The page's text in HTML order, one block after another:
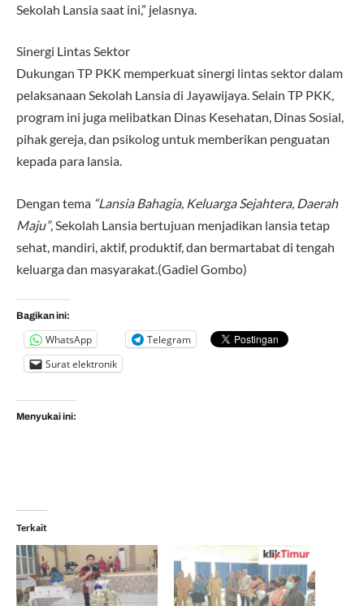
Sekolah Lansia saat ini,” jelasnya.
Sinergi Lintas Sektor
Dukungan TP PKK memperkuat sinergi lintas sektor dalam
pelaksanaan Sekolah Lansia di Jayawijaya. Selain TP PKK,
program ini juga melibatkan Dinas Kesehatan, Dinas Sosial,
pihak gereja, dan psikolog untuk memberikan penguatan
kepada para lansia.
Dengan tema “Lansia Bahagia, Keluarga Sejahtera, Daerah
Maju”, Sekolah Lansia bertujuan menjadikan lansia tetap
sehat, mandiri, aktif, produktif, dan bermartabat di tengah
keluarga dan masyarakat.(Gadiel Gombo)
Bagikan ini:
WhatsApp
Telegram
Surat elektronik
Menyukai ini:
Terkait